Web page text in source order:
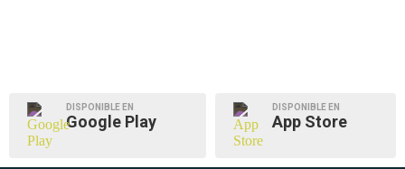
DISPONIBLE EN
Google Play
DISPONIBLE EN
App Store